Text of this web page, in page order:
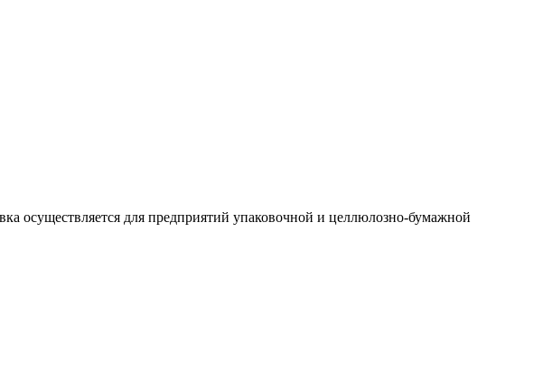
осуществляется для предприятий упаковочной и целлюлозно-бумажной